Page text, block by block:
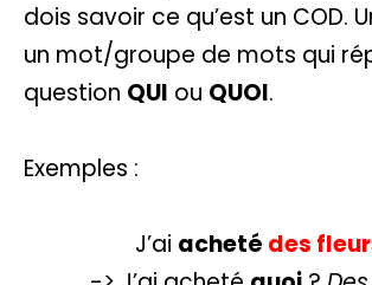
dois savoir ce qu’est un COD.
un mot/groupe de mots qui
question QUI ou QUOI.
Exemples :
J’ai acheté des